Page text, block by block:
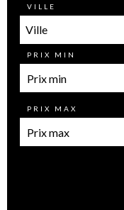
VILLE
Ville
PRIX MIN
PRIX MAX